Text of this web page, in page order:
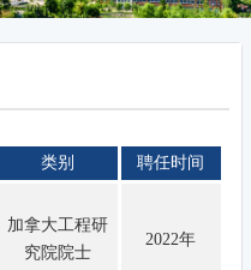
类别
聘任时间
加拿大工程研
究院院士
2022年